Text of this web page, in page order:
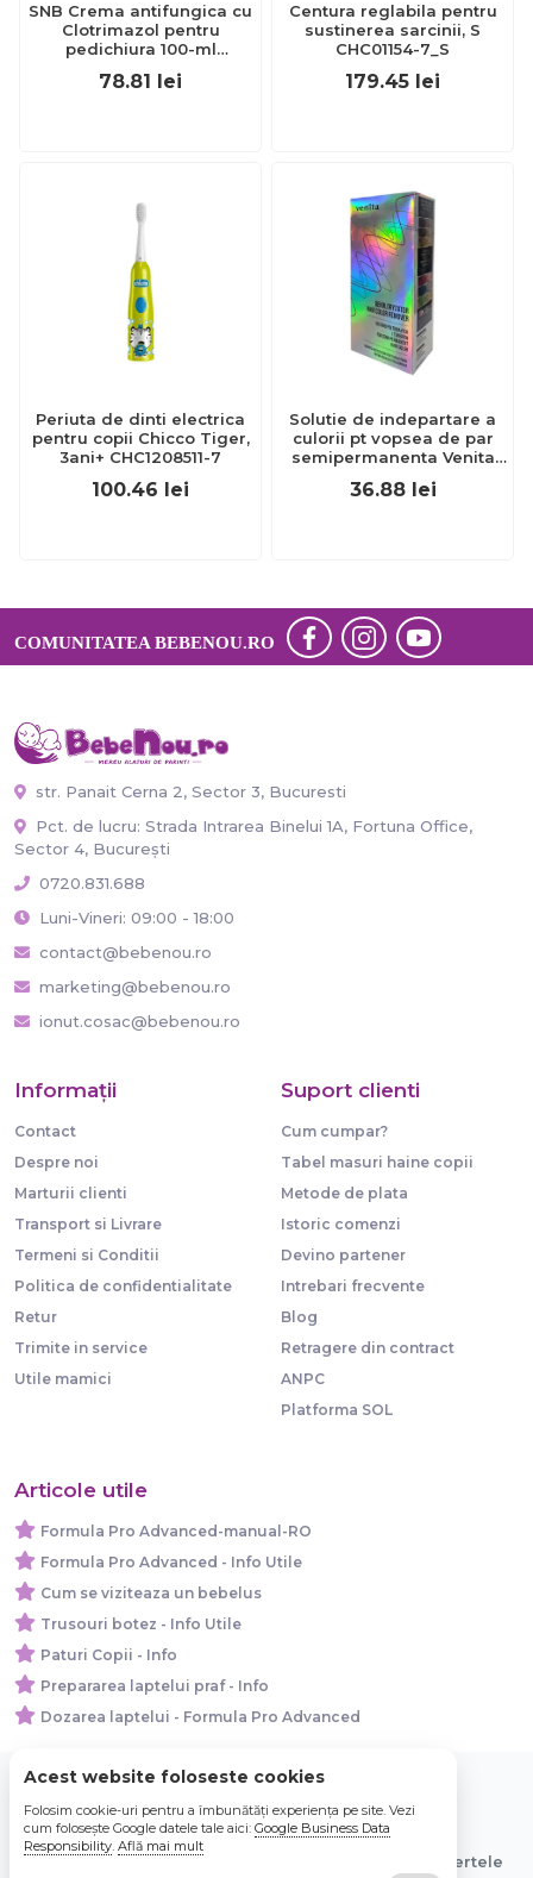
SNB Crema antifungica cu
Clotrimazol pentru
pedichiura 100-ml
EXL359_918
78.81 lei
Centura reglabila pentru
sustinerea sarcinii, S
CHC01154-7_S
179.45 lei
Periuta de dinti electrica
pentru copii Chicco Tiger,
3ani+ CHC1208511-7
100.46 lei
Solutie de indepartare a
culorii pt vopsea de par
semipermanenta Venita
Hair Color Remover, 115ml
15 ml
36.88 lei
COMUNITATEA BEBENOU.RO
str. Panait Cerna 2, Sector 3, Bucuresti
Pct. de lucru: Strada Intrarea Binelui 1A, Fortuna Office,
Sector 4, București
0720.831.688
Luni-Vineri: 09:00 - 18:00
contact@bebenou.ro
marketing@bebenou.ro
ionut.cosac@bebenou.ro
Informaţii
Contact
Despre noi
Marturii clienti
Transport si Livrare
Termeni si Conditii
Politica de confidentialitate
Retur
Trimite in service
Utile mamici
Suport clienti
Cum cumpar?
Tabel masuri haine copii
Metode de plata
Istoric comenzi
Devino partener
Intrebari frecvente
Blog
Retragere din contract
ANPC
Platforma SOL
Articole utile
Formula Pro Advanced-manual-RO
Formula Pro Advanced - Info Utile
Cum se viziteaza un bebelus
Trusouri botez - Info Utile
Paturi Copii - Info
Prepararea laptelui praf - Info
Dozarea laptelui - Formula Pro Advanced
© 2026 Bebe Nou Online Store SRL
Toate preturile sunt exprimate in lei si includ tva. Ofertele
Acest website foloseste cookies
Folosim cookie-uri pentru a îmbunătăți experiența pe site. Vezi
cum folosește Google datele tale aici: Google Business Data
Responsibility. Află mai mult